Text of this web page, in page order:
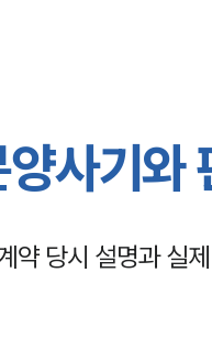
사기와
약 당시 설명과 실